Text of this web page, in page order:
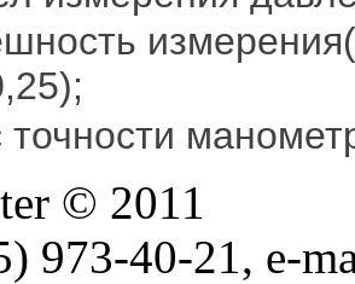
точности
© 2011
973-40-21, e-